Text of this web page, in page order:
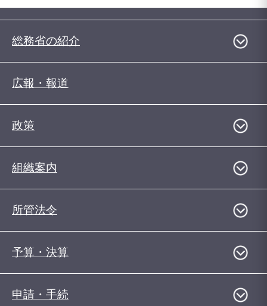
総務省の紹介
広報・報道
政策
組織案内
所管法令
予算・決算
申請・手続